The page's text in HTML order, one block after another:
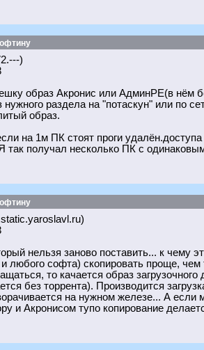
)
образ Акронис или АдминРЕ(в нём
раздела на "потаскун" или по
образ.
на 1м ПК стоят проги
так получал несколько ПК с
нельзя заново поставить... к чему
любого софта) скопировать проще, чем
то качается образ
без торрента). Производится
на нужном железе... А если
и Акронисом тупо копирование